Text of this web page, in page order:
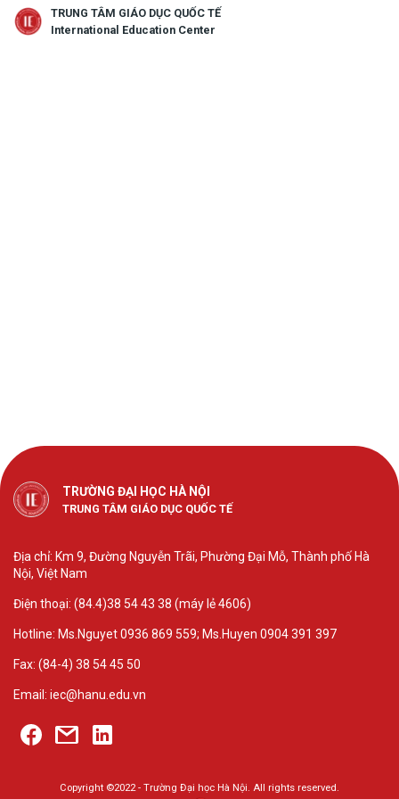
TRUNG TÂM GIÁO DỤC QUỐC TẾ
International Education Center
TRƯỜNG ĐẠI HỌC HÀ NỘI
TRUNG TÂM GIÁO DỤC QUỐC TẾ
Địa chỉ: Km 9, Đường Nguyễn Trãi, Phường Đại Mỗ, Thành phố Hà
Nội, Việt Nam
Điện thoại: (84.4)38 54 43 38 (máy lẻ 4606)
Hotline: Ms.Nguyet 0936 869 559; Ms.Huyen 0904 391 397
Fax: (84-4) 38 54 45 50
Email: iec@hanu.edu.vn
Copyright ©2022 - Trường Đại học Hà Nội. All rights reserved.